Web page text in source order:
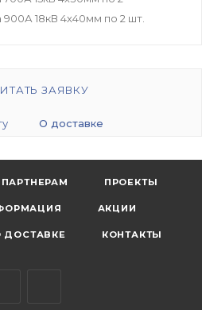
18кВ 4х40мм по 2 шт.
ЗАЯВКУ
О доставке
ПАРТНЕРАМ ПРОЕКТЫ
АКЦИИ
ДОСТАВКЕ КОНТАКТЫ